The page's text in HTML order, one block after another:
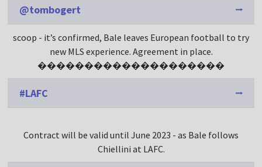
@tombogert
scoop - it’s confirmed, Bale leaves European football to try
new MLS experience. Agreement in place.
��������������������
#LAFC
Contract will be valid until June 2023 - as Bale follows
Chiellini at LAFC.